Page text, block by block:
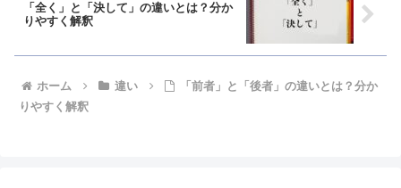
「全く」と「決して」の違いとは？分か
りやすく解釈
ホーム 違い
「前者」と「後者」の違いとは？分か
りやすく解釈